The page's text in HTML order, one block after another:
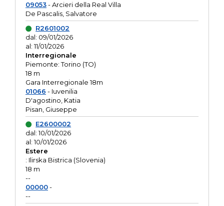
09053- Arcieri della Real Villa
De Pascalis, Salvatore
R2601002
dal: 09/01/2026
al: 11/01/2026
Interregionale
Piemonte: Torino (TO)
18 m
Gara Interregionale 18m
01066 - Iuvenilia
D'agostino, Katia
Pisan, Giuseppe
E2600002
dal: 10/01/2026
al: 10/01/2026
Estere
: Ilirska Bistrica (Slovenia)
18 m
--
00000-
--